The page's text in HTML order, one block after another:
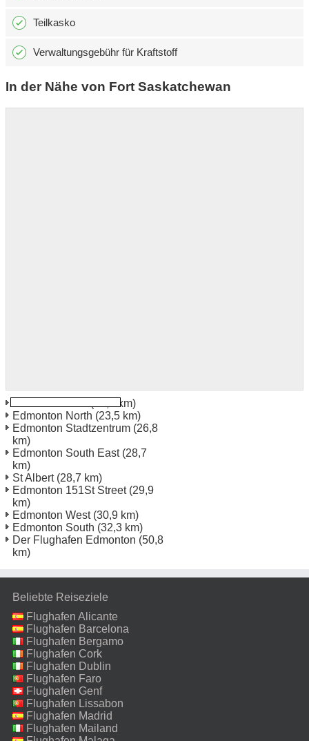
Teilkasko
Verwaltungsgebühr für Kraftstoff
In der Nähe von Fort Saskatchewan
(20,0 km)
Edmonton North (23,5 km)
Edmonton Stadtzentrum (26,8
km)
Edmonton South East(28,7
km)
St Albert(28,7 km)
Edmonton 151St Street(29,9
km)
Edmonton West(30,9 km)
Edmonton South (32,3 km)
Der Flughafen Edmonton (50,8
km)
Beliebte Reiseziele
Flughafen Alicante
Flughafen Barcelona
Flughafen Bergamo
Flughafen Cork
Flughafen Dublin
Flughafen Faro
Flughafen Genf
Flughafen Lissabon
Flughafen Madrid
Flughafen Mailand